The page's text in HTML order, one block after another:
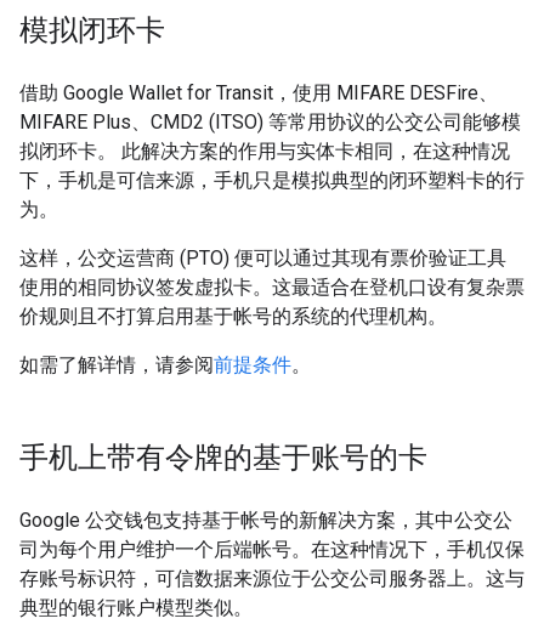
模拟闭环卡
借助 Google Wallet for Transit，使用 MIFARE DESFire、
MIFARE Plus、CMD2 (ITSO) 等常用协议的公交公司能够模
拟闭环卡。 此解决方案的作用与实体卡相同，在这种情况
下，手机是可信来源，手机只是模拟典型的闭环塑料卡的行
为。
这样，公交运营商 (PTO) 便可以通过其现有票价验证工具
使用的相同协议签发虚拟卡。这最适合在登机口设有复杂票
价规则且不打算启用基于帐号的系统的代理机构。
如需了解详情，请参阅前提条件。
手机上带有令牌的基于账号的卡
Google 公交钱包支持基于帐号的新解决方案，其中公交公
司为每个用户维护一个后端帐号。在这种情况下，手机仅保
存账号标识符，可信数据来源位于公交公司服务器上。这与
典型的银行账户模型类似。